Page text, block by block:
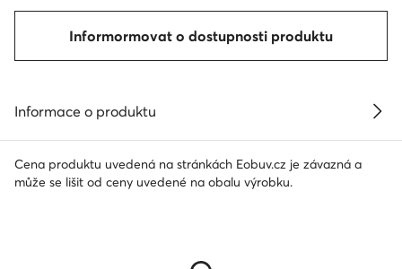
Informormovat o dostupnosti produktu
Informace o produktu
Cena produktu uvedená na stránkách Eobuv.cz je závazná a
může se lišit od ceny uvedené na obalu výrobku.